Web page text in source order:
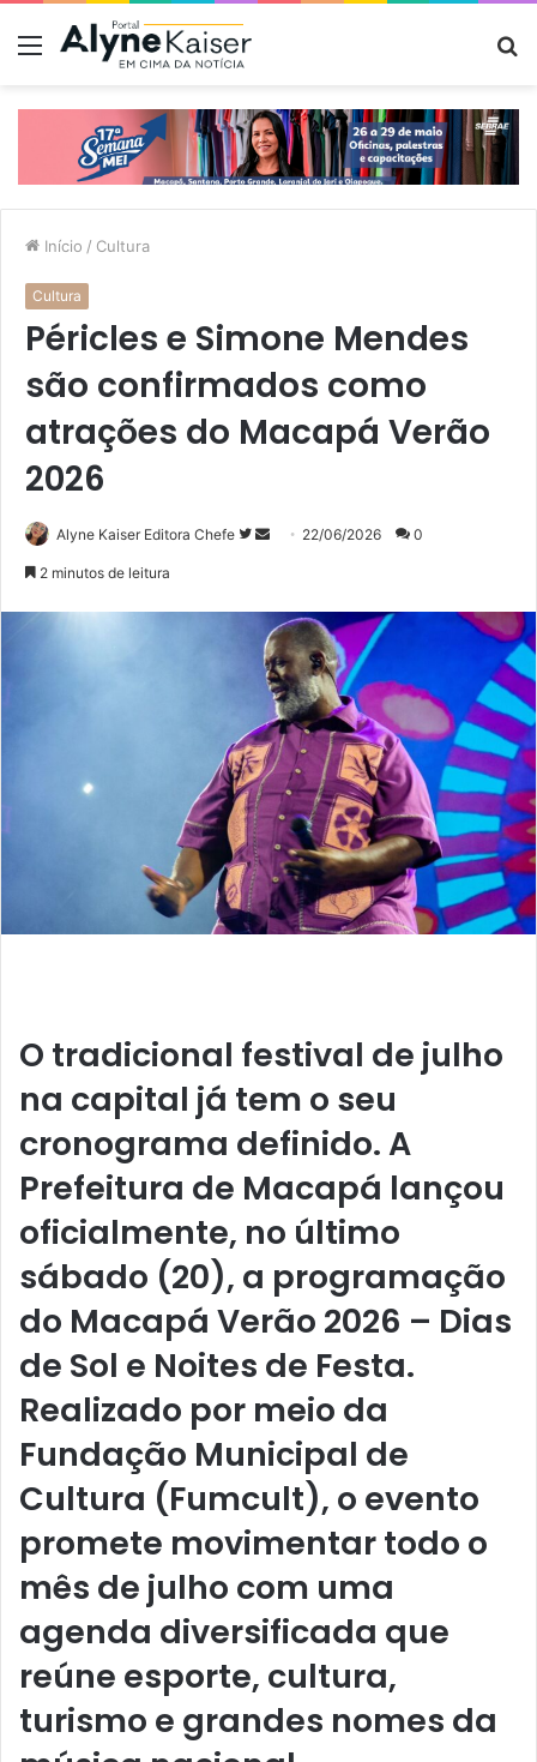
Menu
Início / Cultura
Cultura
Péricles e Simone Mendes
são confirmados como
atrações do Macapá Verão
2026
Alyne Kaiser Editora Chefe
SigaMande
mail
22/06/2026 0
2 minutos de leitura
O tradicional festival de julho
na capital já tem o seu
cronograma definido. A
Prefeitura de Macapá lançou
oficialmente, no último
sábado (20), a programação
do Macapá Verão 2026 – Dias
de Sol e Noites de Festa.
Realizado por meio da
Fundação Municipal de
Cultura (Fumcult), o evento
promete movimentar todo o
mês de julho com uma
agenda diversificada que
reúne esporte, cultura,
turismo e grandes nomes da